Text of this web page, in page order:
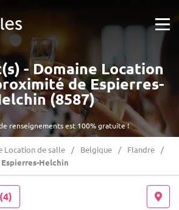
renseignements est 100% gratuite !
- Domaine Location
de Espierres-
(8587)
Location de salle Belgique
Flandre
Espierres-Helchin
(4)